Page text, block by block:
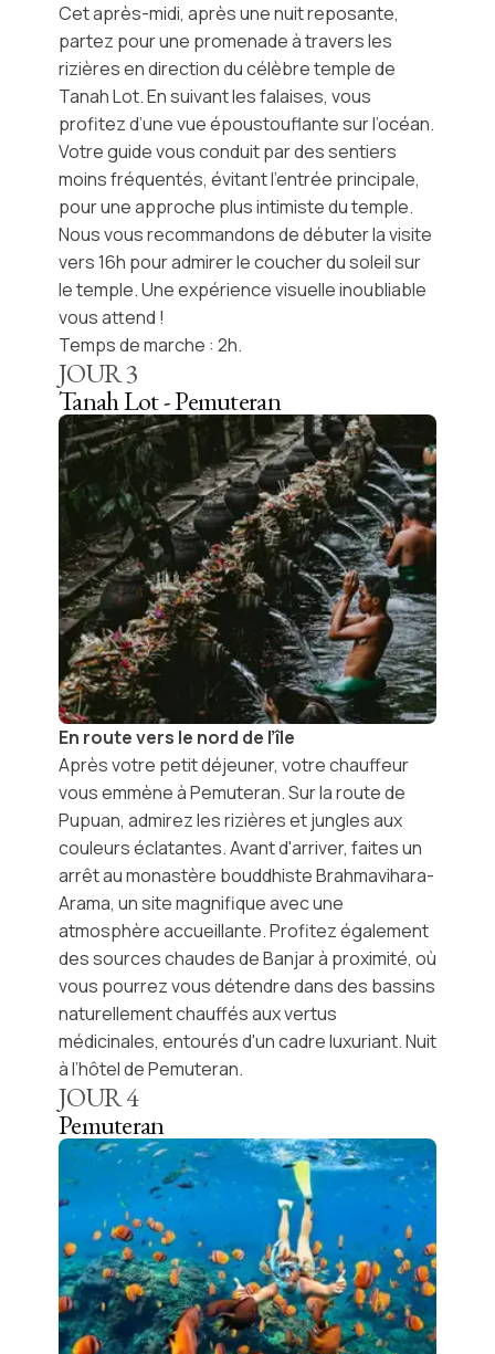
Cet après-midi, après une nuit reposante,
partez pour une promenade à travers les
rizières en direction du célèbretemple de
Tanah Lot. En suivant les falaises, vous
profitez d’une vue époustouflante sur l’océan.
Votre guide vous conduit par des sentiers
moins fréquentés, évitant l’entrée principale,
pour une approche plus intimiste du temple.
Nous vous recommandons de débuter la visite
vers 16h pour admirer le coucher du soleil sur
le temple. Une expérience visuelle inoubliable
vous attend !
Temps de marche : 2h.
JOUR3
Tanah Lot - Pemuteran
En route vers le nord de l’île
Après votre petit déjeuner, votre chauffeur
vous emmène àPemuteran. Sur la route de
Pupuan, admirez les rizières et jungles aux
couleurs éclatantes. Avant d'arriver, faites un
arrêt aumonastère bouddhiste Brahmavihara-
Arama, un site magnifique avec une
atmosphère accueillante. Profitez également
dessources chaudes de Banjarà proximité, où
vous pourrez vous détendre dans des bassins
naturellement chauffés aux vertus
médicinales, entourés d'un cadre luxuriant. Nuit
à l’hôtel de Pemuteran.
JOUR4
Pemuteran